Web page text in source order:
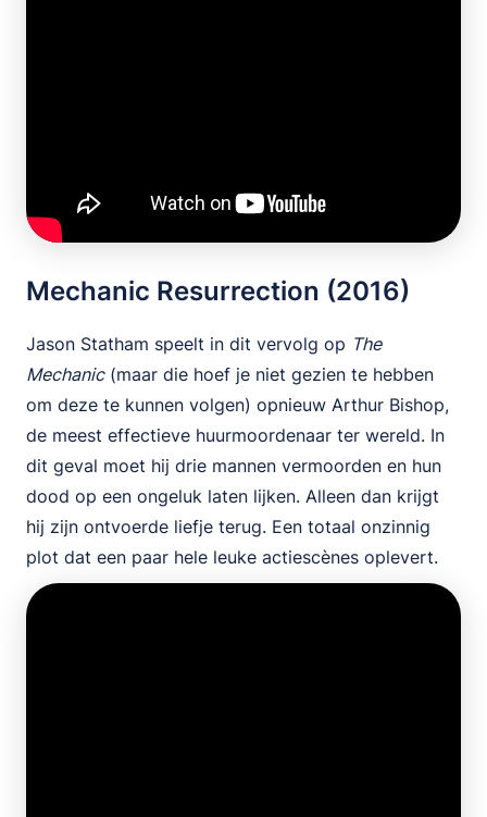
Mechanic Resurrection (2016)
Jason Statham speelt in dit vervolg op The
Mechanic(maar die hoef je niet gezien te hebben
om deze te kunnen volgen) opnieuw Arthur Bishop,
de meest effectieve huurmoordenaar ter wereld. In
dit geval moet hij drie mannen vermoorden en hun
dood op een ongeluk laten lijken. Alleen dan krijgt
hij zijn ontvoerde liefje terug. Een totaal onzinnig
plot dat een paar hele leuke actiescènes oplevert.